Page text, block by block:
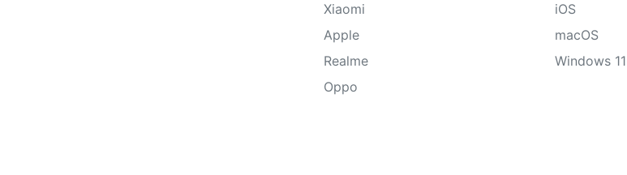
Xiaomi
Apple
Realme
Oppo
iOS
macOS
Windows 11